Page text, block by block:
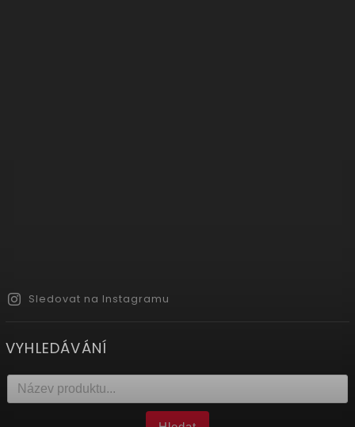
Sledovat na Instagramu
VYHLEDÁVÁNÍ